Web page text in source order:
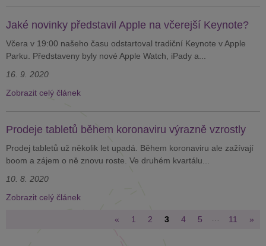
Jaké novinky představil Apple na včerejší Keynote?
Včera v 19:00 našeho času odstartoval tradiční Keynote v Apple
Parku. Představeny byly nové Apple Watch, iPady a...
16. 9. 2020
Zobrazit celý článek
Prodeje tabletů během koronaviru výrazně vzrostly
Prodej tabletů už několik let upadá. Během koronaviru ale zažívají
boom a zájem o ně znovu roste. Ve druhém kvartálu...
10. 8. 2020
Zobrazit celý článek
« 1 2 3 4 5 11 »